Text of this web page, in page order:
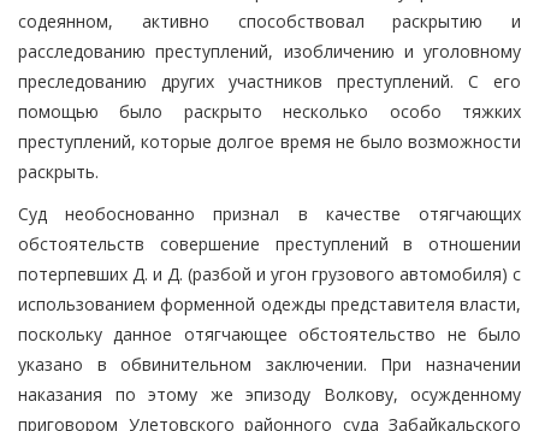
содеянном, активно способствовал раскрытию и
расследованию преступлений, изобличению и уголовному
преследованию других участников преступлений. С его
помощью было раскрыто несколько особо тяжких
преступлений, которые долгое время не было возможности
раскрыть.
Суд необоснованно признал в качестве отягчающих
обстоятельств совершение преступлений в отношении
потерпевших Д. и Д. (разбой и угон грузового автомобиля) с
использованием форменной одежды представителя власти,
поскольку данное отягчающее обстоятельство не было
указано в обвинительном заключении. При назначении
наказания по этому же эпизоду Волкову, осужденному
приговором Улетовского районного суда Забайкальского